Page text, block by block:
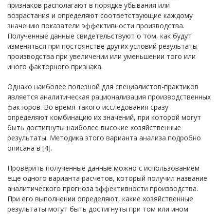
признаков располагают в порядке убывания или
возрастания и определяют соответствующие каждому
значению показатели эффективности производства.
Полученные данные свидетельствуют о том, как будут
изменяться при постоянстве других условий результаты
производства при увеличении или уменьшении того или
иного факторного признака.
Однако наиболее полезной для специалистов-практиков
является аналитическая рационализация производственных
факторов. Во время такого исследования сразу
определяют комбинацию их значений, при которой могут
быть достигнуты наиболее высокие хозяйственные
результаты. Методика этого варианта анализа подробно
описана в [4].
Проверить полученные данные можно с использованием
еще одного варианта расчетов, который получил название
аналитического прогноза эффективности производства.
При его выполнении определяют, какие хозяйственные
результаты могут быть достигнуты при том или ином